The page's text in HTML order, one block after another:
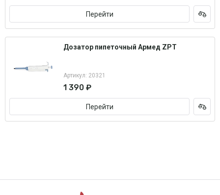
Перейти
Дозатор пипеточный Армед ZPT
Артикул: 20321
1 390 ₽
Перейти